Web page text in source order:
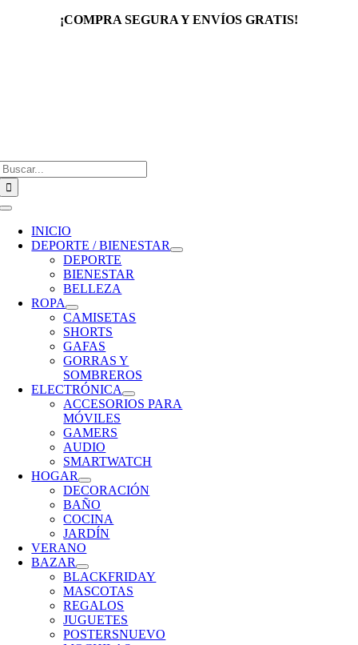
¡COMPRA SEGURA Y ENVÍOS GRATIS!
Toggle
Navigation
INICIO
DEPORTE / BIENESTAR
DEPORTE
BIENESTAR
BELLEZA
ROPA
CAMISETAS
SHORTS
GAFAS
GORRAS Y
SOMBREROS
ELECTRÓNICA
ACCESORIOS PARA
MÓVILES
GAMERS
AUDIO
SMARTWATCH
HOGAR
DECORACIÓN
BAÑO
COCINA
JARDÍN
VERANO
BAZAR
BLACKFRIDAY
MASCOTAS
REGALOS
JUGUETES
POSTERSNUEVO